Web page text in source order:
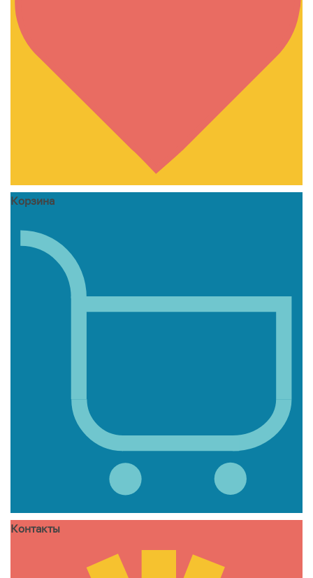
Корзина
Контакты